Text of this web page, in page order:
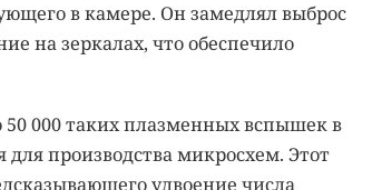
в камере. Он замедлял выброс
на зеркалах, что обеспечило
000 таких плазменных вспышек в
для производства микросхем. Этот
удвоение числа